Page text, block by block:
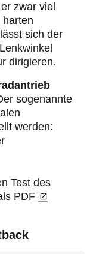
zwar viel
harten
sich der
dirigieren.
sogenannte
werden:
Test des
PDF